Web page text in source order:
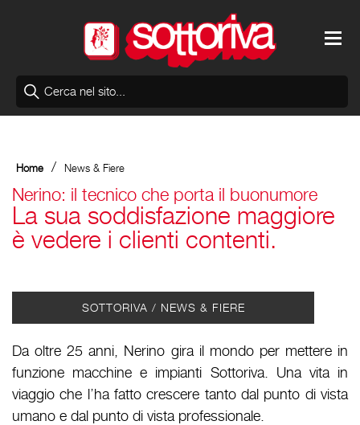
Home / News & Fiere
Nerino: il tecnico che porta il buonumore
La sua soddisfazione maggiore
è vedere i clienti contenti.
SOTTORIVA / NEWS & FIERE
Da oltre 25 anni, Nerino gira il mondo per mettere in
funzione macchine e impianti Sottoriva. Una vita in
viaggio che l’ha fatto crescere tanto dal punto di vista
umano e dal punto di vista professionale.